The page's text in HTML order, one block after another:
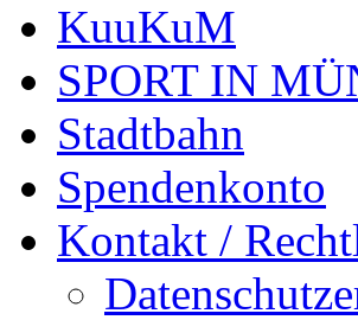
KuuKuM
SPORT IN
Stadtbahn
Spendenkonto
Kontakt /